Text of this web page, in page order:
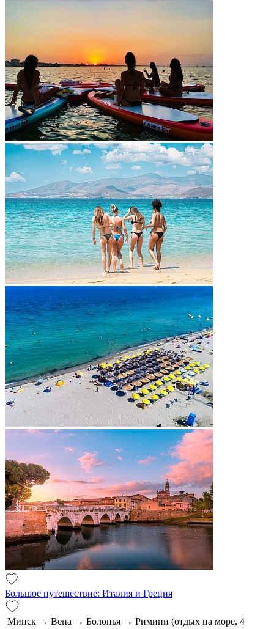
Большое путешествие: Италия и Греция
Минск → Вена → Болонья → Римини (отдых на море, 4